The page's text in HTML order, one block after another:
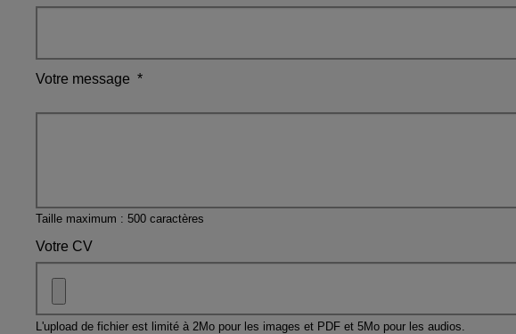
Votre message *
Taille maximum : 500 caractères
Votre CV
L'upload de fichier est limité à 2Mo pour les images et PDF et 5Mo pour les audios.